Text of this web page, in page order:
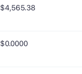
$4,565.38
$0.0000